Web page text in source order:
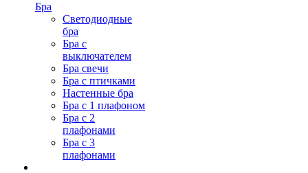
Бра
Светодиодные
бра
Бра с
выключателем
Бра свечи
Бра с птичками
Настенные бра
Бра с 1 плафоном
Бра с 2
плафонами
Бра с 3
плафонами